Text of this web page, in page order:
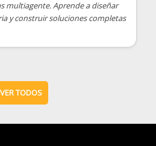
multiagente. Aprende a diseñar
y construir soluciones completas
VER TODOS